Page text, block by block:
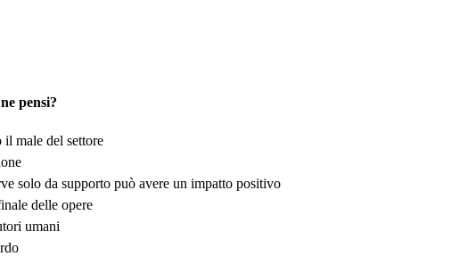
pensi?
male del settore
solo da supporto può avere un impatto positivo
delle opere
umani